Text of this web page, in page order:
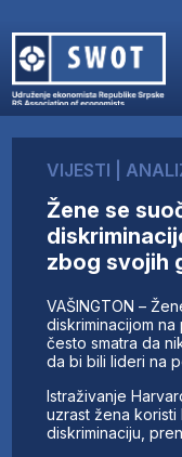
O NAMA
AKTUELNO
ANALIZE
KOMPANIJE
FINANSIJE
IZ STRANIH
AKTIVNOSTI
UČLANI SE
KONTAKT
VIJESTI
Žene se
zbog svojih
VAŠINGTON –
diskriminacijom
često smatra da
da bi bili lideri na
Istraživanje
uzrast žena
diskriminaciju,